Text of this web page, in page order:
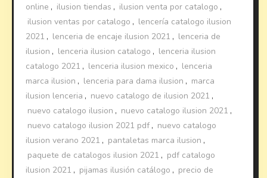
online , ilusion tiendas , ilusion venta por catalogo ,
ilusion ventas por catalogo , lencería catalogo ilusion
2021 , lenceria de encaje ilusion 2021 , lenceria de
ilusion , lenceria ilusion catalogo , lenceria ilusion
catalogo 2021 , lenceria ilusion mexico , lenceria
marca ilusion , lenceria para dama ilusion , marca
ilusion lenceria , nuevo catalogo de ilusion 2021 ,
nuevo catalogo ilusion , nuevo catalogo ilusion 2021 ,
nuevo catalogo ilusion 2021 pdf , nuevo catalogo
ilusion verano 2021 , pantaletas marca ilusion ,
paquete de catalogos ilusion 2021 , pdf catalogo
ilusion 2021 , pijamas ilusión catálogo , precio de